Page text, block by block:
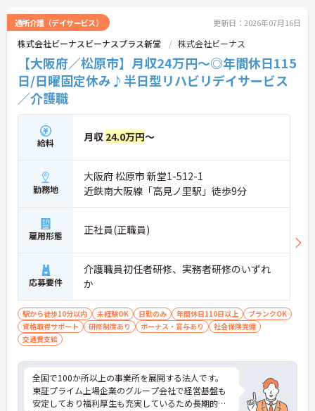
通所介護（デイサービス） 更新日：2026年07月16日
株式会社ビーナスビーナスプラス新堂 株式会社ビーナス
【大阪府／松原市】月収24万円～◎年間休日115
日/日曜固定休み♪半日型リハビリデイサービス
／介護職
給料 月収 24.0万円～
勤務地
大阪府 松原市 新堂1-512-1
近鉄南大阪線「高見ノ里駅」徒歩9分
雇用形態 正社員(正職員)
応募要件
介護職員初任者研修、実務者研修のいずれ
か
駅から徒歩10分以内 未経験OK 日勤のみ 年間休日110日以上
ブランクOK
資格取得サポート
研修制度あり ボーナス・賞与あり
社会保険完備
交通費支給
全国で100か所以上の事業所を展開する法人です。
東証プライム上場企業のグループ会社で経営基盤も
安定しており福利厚生も充実しているため長期的な